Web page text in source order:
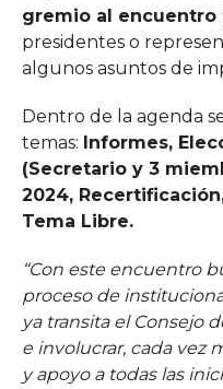
gremio al encuentro
presidentes o
algunos asuntos de
Dentro de la agenda
temas: Informes,
(Secretario y 3
2024,
Tema Libre.
“Con este encuentro
proceso de
ya transita el Consejo
e involucrar, cada vez
y apoyo a todas las